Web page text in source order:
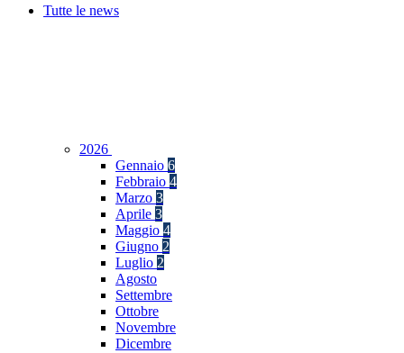
Tutte le news
2026
Gennaio 6
Febbraio 4
Marzo 3
Aprile 3
Maggio 4
Giugno 2
Luglio 2
Agosto
Settembre
Ottobre
Novembre
Dicembre